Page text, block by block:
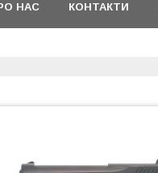
НАС КОНТАКТИ